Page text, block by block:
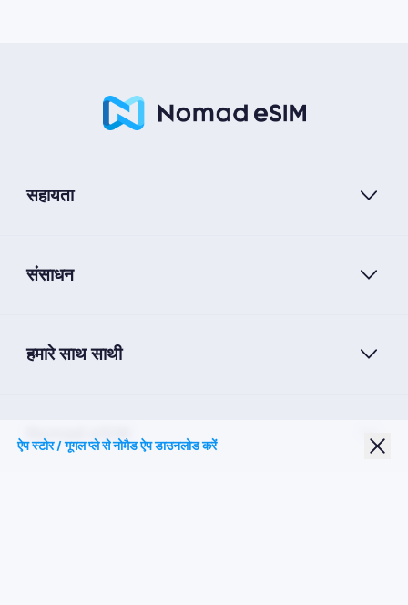
सहायता
संसाधन
हमारे साथ साथी
Nomad eSIM
ऐप स्टोर / गूगल प्ले से नोमैड ऐप डाउनलोड करें